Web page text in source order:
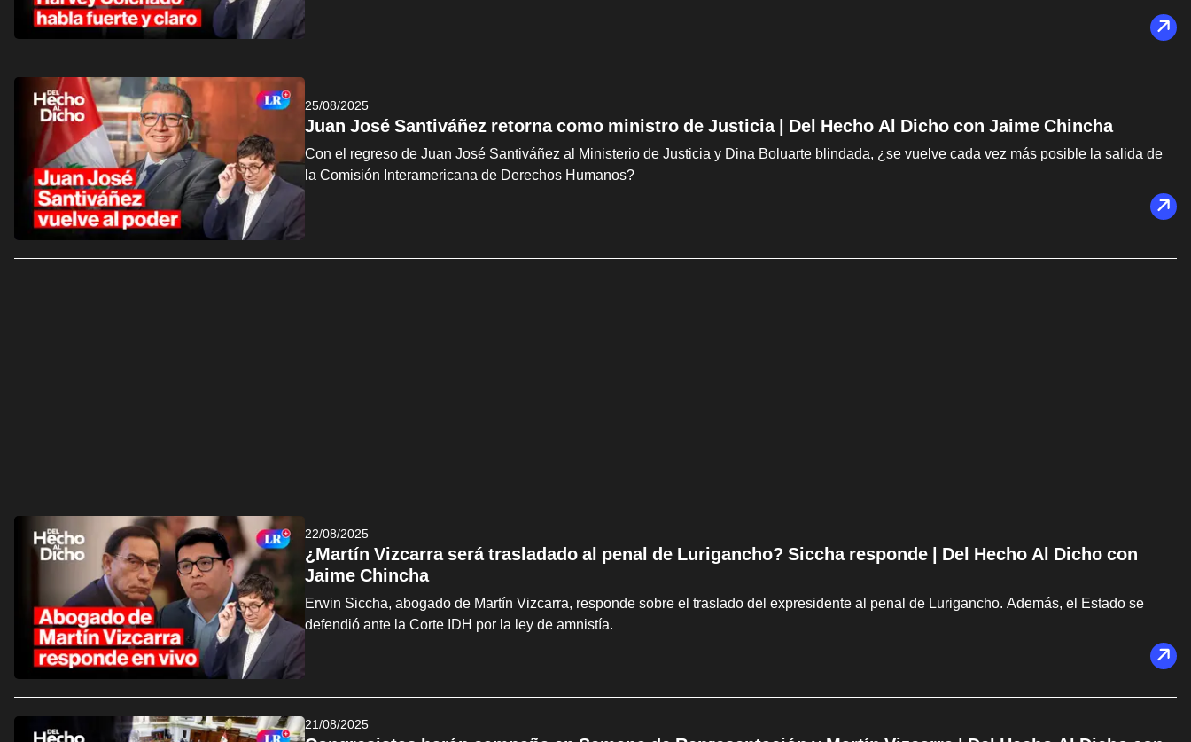
25/08/2025
Juan José Santiváñez retorna como ministro de Justicia | Del Hecho Al Dicho con Jaime Chincha
Con el regreso de Juan José Santiváñez al Ministerio de Justicia y Dina Boluarte blindada, ¿se vuelve cada vez más posible la salida de
la Comisión Interamericana de Derechos Humanos?
22/08/2025
¿Martín Vizcarra será trasladado al penal de Lurigancho? Siccha responde | Del Hecho Al Dicho con
Jaime Chincha
Erwin Siccha, abogado de Martín Vizcarra, responde sobre el traslado del expresidente al penal de Lurigancho. Además, el Estado se
defendió ante la Corte IDH por la ley de amnistía.
21/08/2025